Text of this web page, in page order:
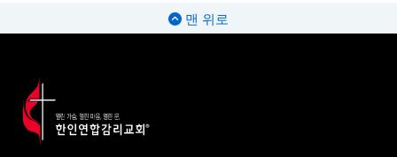
맨 위로